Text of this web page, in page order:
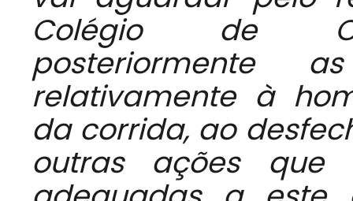
Colégio de
posteriormente
relativamente à
da corrida, ao
outras ações que